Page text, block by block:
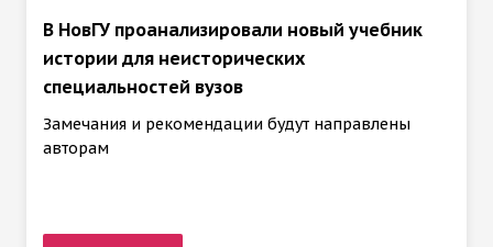
В НовГУ проанализировали новый учебник
истории для неисторических
специальностей вузов
Замечания и рекомендации будут направлены
авторам